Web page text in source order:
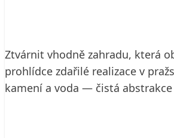
Ztvárnit vhodně zahradu, která
prohlídce zdařilé realizace v
kamení a voda — čistá